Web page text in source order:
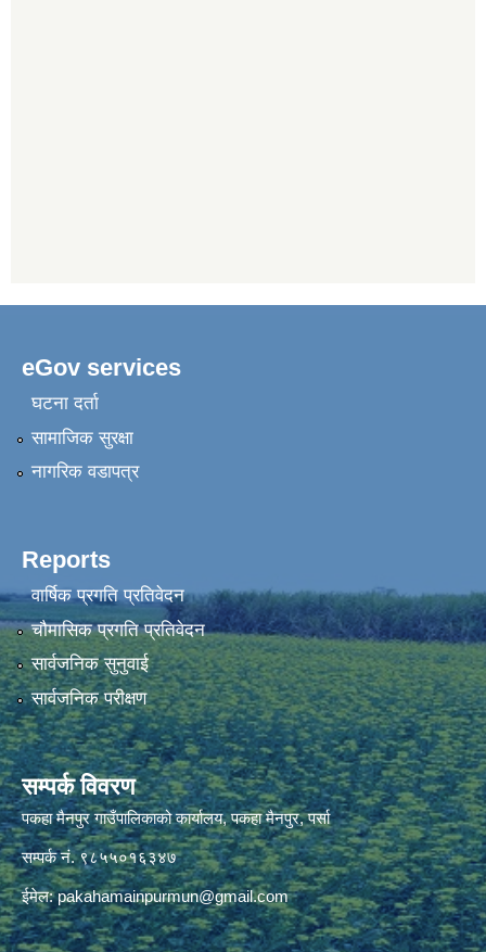
eGov services
घटना दर्ता
सामाजिक सुरक्षा
नागरिक वडापत्र
Reports
वार्षिक प्रगति प्रतिवेदन
चौमासिक प्रगति प्रतिवेदन
सार्वजनिक सुनुवाई
सार्वजनिक परीक्षण
सम्पर्क विवरण
पकहा मैनपुर गाउँपालिकाको कार्यालय, पकहा मैनपुर, पर्सा
सम्पर्क नं. ९८५५०१६३४७
ईमेल:pakahamainpurmun@gmail.com